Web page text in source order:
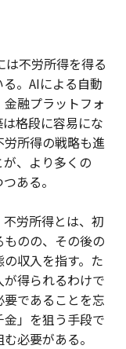
は不労所得を得る
。AIによる自動
融プラットフォ
格段に容易にな
所得の戦略も進
、より多くの
ある。
労所得とは、初
のの、その後の
収入を指す。た
得られるわけで
であることを忘
」を狙う手段で
必要がある。